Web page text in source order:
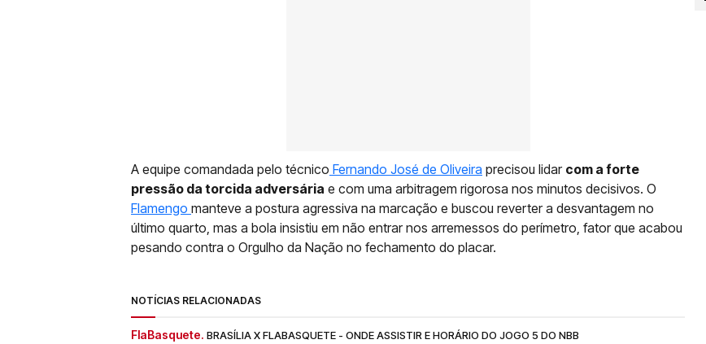
A equipe comandada pelo técnico Fernando José de Oliveira precisou lidar com a forte
pressão da torcida adversária e com uma arbitragem rigorosa nos minutos decisivos. O
Flamengo manteve a postura agressiva na marcação e buscou reverter a desvantagem no
último quarto, mas a bola insistiu em não entrar nos arremessos do perímetro, fator que acabou
pesando contra o Orgulho da Nação no fechamento do placar.
NOTÍCIAS RELACIONADAS
FlaBasquete. BRASÍLIA X FLABASQUETE - ONDE ASSISTIR E HORÁRIO DO JOGO 5 DO NBB